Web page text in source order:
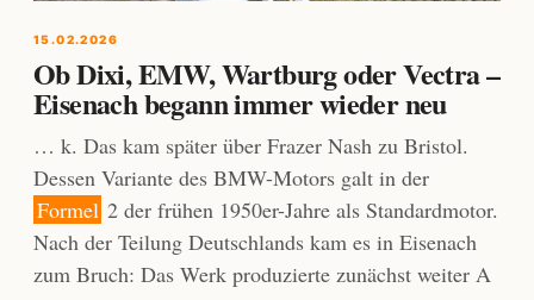
15.02.2026
Ob Dixi, EMW, Wartburg oder Vectra –
Eisenach begann immer wieder neu
… k. Das kam später über Frazer Nash zu Bristol.
Dessen Variante des BMW-Motors galt in der
Formel 2 der frühen 1950er-Jahre als Standardmotor.
Nach der Teilung Deutschlands kam es in Eisenach
zum Bruch: Das Werk produzierte zunächst weiter A